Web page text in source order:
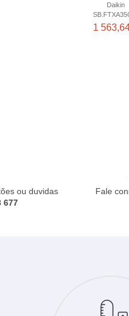
Daikin
1
ou duvidas
677
Fale